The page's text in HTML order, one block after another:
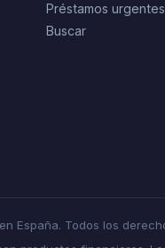
Préstamos urgentes
Buscar
España. Todos los